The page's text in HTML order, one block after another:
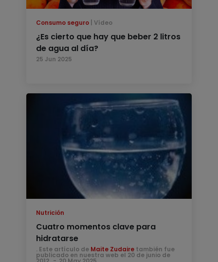
Consumo seguro Vídeo
¿Es cierto que hay que beber 2 litros
de agua al día?
25 Jun 2025
Nutrición
Cuatro momentos clave para
hidratarse
. Este artículo de Maite Zudaire también fue
publicado en nuestra web el 20 de junio de